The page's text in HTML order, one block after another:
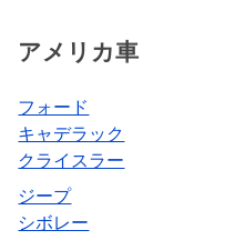
アメリカ車
フォード
キャデラック
クライスラー
ジープ
シボレー